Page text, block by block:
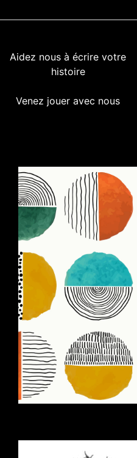
Aidez nous à écrire votre
histoire
Venez jouer avec nous